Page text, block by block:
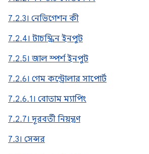
7.2.3। নেভিগেশন কী
7.2.4। টাচস্ক্রিন ইনপুট
7.2.5। জাল স্পর্শ ইনপুট
7.2.6। গেম কন্ট্রোলার সাপোর্ট
7.2.6.1। বোতাম ম্যাপিং
7.2.7। দূরবর্তী নিয়ন্ত্রণ
7.3। সেন্সর